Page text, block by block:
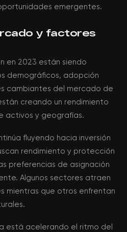
emergentes.
y factores
en 2023 están siendo
demográficos, adopción
cambiantes del mercado de
creando un rendimiento
activos y geografías.
fluyendo hacia inversión
rendimiento y protección
preferencias de asignación
Algunos sectores atraen
mientras que otros enfrentan
está acelerando el ritmo del